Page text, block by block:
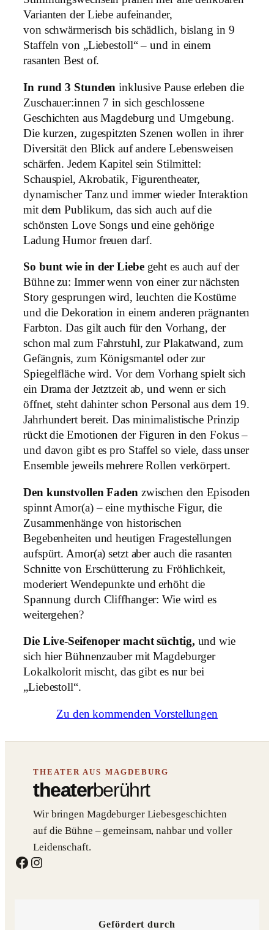
Varianten der Liebe aufeinander,
von schwärmerisch bis schädlich, bislang in 9
Staffeln von „Liebestoll“ – und in einem
rasanten Best of.
In rund 3 Stunden inklusive Pause erleben die
Zuschauer:innen 7 in sich geschlossene
Geschichten aus Magdeburg und Umgebung.
Die kurzen, zugespitzten Szenen wollen in ihrer
Diversität den Blick auf andere Lebensweisen
schärfen. Jedem Kapitel sein Stilmittel:
Schauspiel, Akrobatik, Figurentheater,
dynamischer Tanz und immer wieder Interaktion
mit dem Publikum, das sich auch auf die
schönsten Love Songs und eine gehörige
Ladung Humor freuen darf.
So bunt wie in der Liebe geht es auch auf der
Bühne zu: Immer wenn von einer zur nächsten
Story gesprungen wird, leuchten die Kostüme
und die Dekoration in einem anderen prägnanten
Farbton. Das gilt auch für den Vorhang, der
schon mal zum Fahrstuhl, zur Plakatwand, zum
Gefängnis, zum Königsmantel oder zur
Spiegelfläche wird. Vor dem Vorhang spielt sich
ein Drama der Jetztzeit ab, und wenn er sich
öffnet, steht dahinter schon Personal aus dem 19.
Jahrhundert bereit. Das minimalistische Prinzip
rückt die Emotionen der Figuren in den Fokus –
und davon gibt es pro Staffel so viele, dass unser
Ensemble jeweils mehrere Rollen verkörpert.
Den kunstvollen Faden zwischen den Episoden
spinnt Amor(a) – eine mythische Figur, die
Zusammenhänge von historischen
Begebenheiten und heutigen Fragestellungen
aufspürt. Amor(a) setzt aber auch die rasanten
Schnitte von Erschütterung zu Fröhlichkeit,
moderiert Wendepunkte und erhöht die
Spannung durch Cliffhanger: Wie wird es
weitergehen?
Die Live-Seifenoper macht süchtig, und wie
sich hier Bühnenzauber mit Magdeburger
Lokalkolorit mischt, das gibt es nur bei
„Liebestoll“.
Zu den kommenden Vorstellungen
THEATER AUS MAGDEBURG
theaterberührt
Wir bringen Magdeburger Liebesgeschichten
auf die Bühne – gemeinsam, nahbar und voller
Leidenschaft.
Facebook
Instagram
Gefördert durch